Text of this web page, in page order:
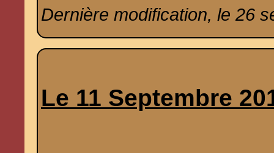
Dernière modification, le 26
Le 11 Septembre